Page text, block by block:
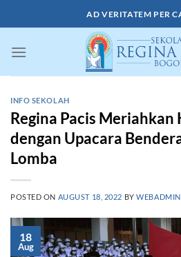
to
AD VERITATEM PER
INFO SEKOLAH
Regina Pacis Meriahkan
dengan Upacara
Lomba
POSTED ON AUGUST 18, 2022 BYWEBADMIN
18
Aug